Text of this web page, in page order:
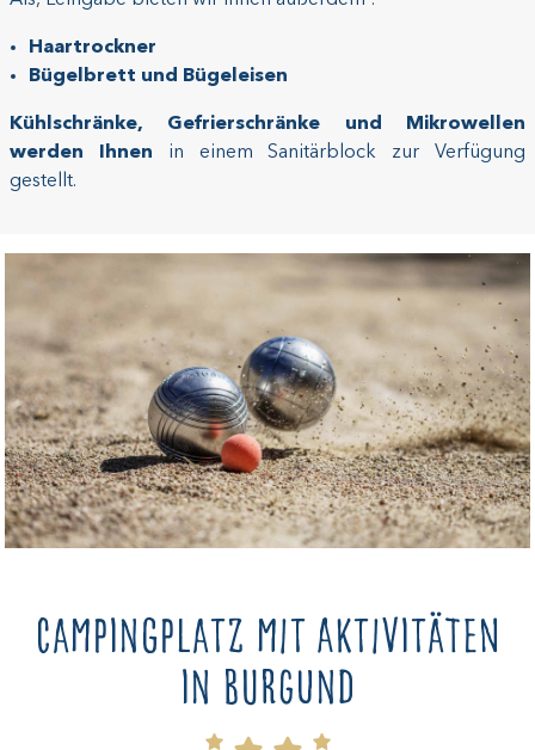
Haartrockner
Bügelbrett und Bügeleisen
Kühlschränke, Gefrierschränke und Mikrowellen
werden Ihnen in einem Sanitärblock zur Verfügung
gestellt.
Campingplatz mit Aktivitäten
in Burgund